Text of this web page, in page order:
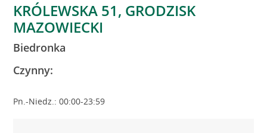
KRÓLEWSKA 51, GRODZISK
MAZOWIECKI
Biedronka
Czynny:
Pn.-Niedz.: 00:00-23:59